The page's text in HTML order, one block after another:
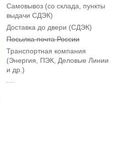
Самовывоз (со склада, пункты
выдачи СДЭК)
Доставка до двери (СДЭК)
Посылка почта России
Транспортная компания
(Энергия, ПЭК, Деловые Линии
и др.)